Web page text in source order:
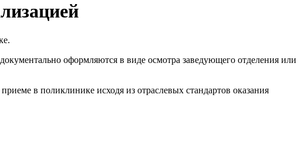
оформляются в виде осмотра заведующего отделения или
в поликлинике исходя из отраслевых стандартов оказания